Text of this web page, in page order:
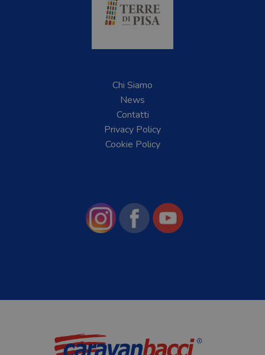
Chi Siamo
News
Contatti
Privacy Policy
Cookie Policy